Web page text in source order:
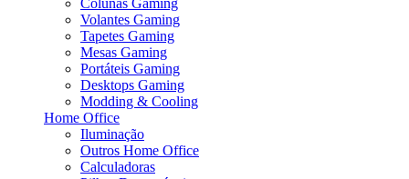
Colunas Gaming
Volantes Gaming
Tapetes Gaming
Mesas Gaming
Portáteis Gaming
Desktops Gaming
Modding & Cooling
Home Office
Iluminação
Outros Home Office
Calculadoras